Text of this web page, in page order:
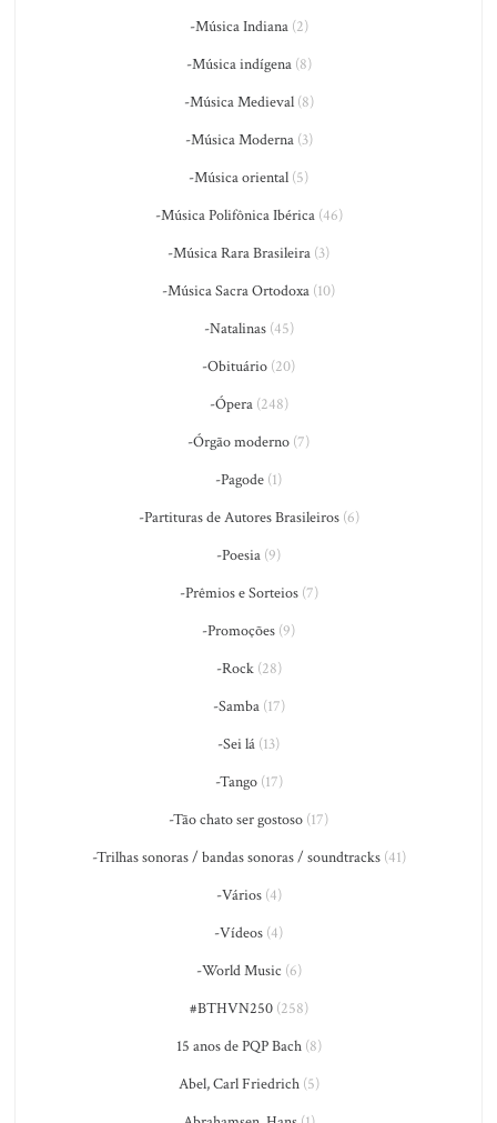
-Música Indiana(2)
-Música indígena(8)
-Música Medieval(8)
-Música Moderna(3)
-Música oriental (5)
-Música Polifônica Ibérica(46)
-Música Rara Brasileira (3)
-Música Sacra Ortodoxa (10)
-Natalinas(45)
-Obituário (20)
-Ópera(248)
-Órgão moderno (7)
-Pagode (1)
-Partituras de Autores Brasileiros(6)
-Poesia (9)
-Prêmios e Sorteios(7)
-Promoções (9)
-Rock(28)
-Samba(17)
-Sei lá (13)
-Tango(17)
-Tão chato ser gostoso (17)
-Trilhas sonoras / bandas sonoras / soundtracks(41)
-Vários(4)
-Vídeos (4)
-World Music (6)
#BTHVN250(258)
15 anos de PQP Bach(8)
Abel, Carl Friedrich(5)